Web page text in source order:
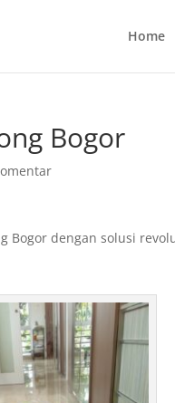
Home
Bogor
Bogor dengan solusi